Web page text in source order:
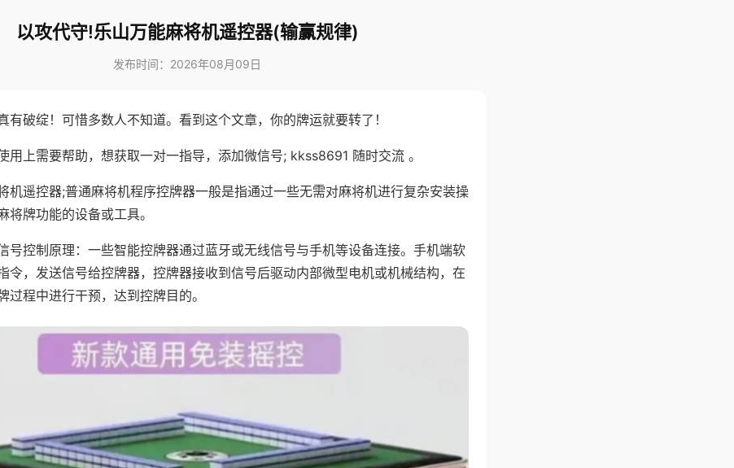
以攻代守!乐山万能麻将机遥控器(输赢规律)
发布时间：2026年08月09日
有破绽！可惜多数人不知道。看到这个文章，你的牌运就要转了！
用上需要帮助，想获取一对一指导，添加微信号; kkss8691 随时交流 。
机遥控器;普通麻将机程序控牌器一般是指通过一些无需对麻将机进行复杂安装操
将牌功能的设备或工具。
号控制原理：一些智能控牌器通过蓝牙或无线信号与手机等设备连接。手机端软
令，发送信号给控牌器，控牌器接收到信号后驱动内部微型电机或机械结构，在
过程中进行干预，达到控牌目的。